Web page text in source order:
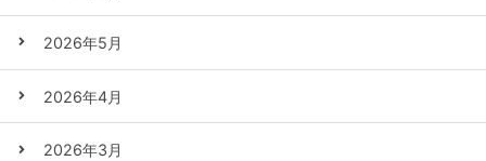
2026年5月
2026年4月
2026年3月